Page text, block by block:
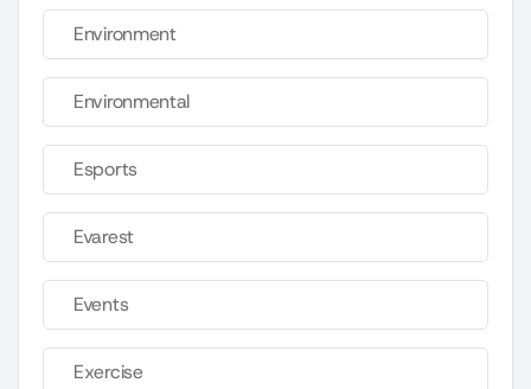
Environment
Environmental
Esports
Evarest
Events
Exercise